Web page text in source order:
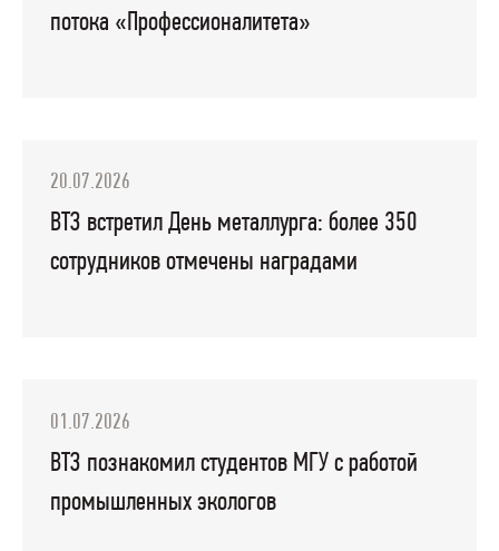
потока «Профессионалитета»
20.07.2026
ВТЗ встретил День металлурга: более 350
сотрудников отмечены наградами
01.07.2026
ВТЗ познакомил студентов МГУ с работой
промышленных экологов